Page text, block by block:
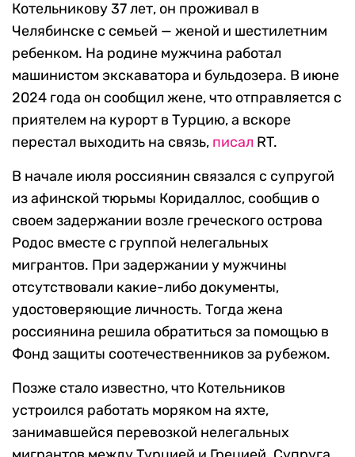
Котельникову 37 лет, он проживал в
Челябинске с семьей — женой и шестилетним
ребенком. На родине мужчина работал
машинистом экскаватора и бульдозера. В июне
2024 года он сообщил жене, что отправляется с
приятелем на курорт в Турцию, а вскоре
перестал выходить на связь, писал RT.
В начале июля россиянин связался с супругой
из афинской тюрьмы Коридаллос, сообщив о
своем задержании возле греческого острова
Родос вместе с группой нелегальных
мигрантов. При задержании у мужчины
отсутствовали какие-либо документы,
удостоверяющие личность. Тогда жена
россиянина решила обратиться за помощью в
Фонд защиты соотечественников за рубежом.
Позже стало известно, что Котельников
устроился работать моряком на яхте,
занимавшейся перевозкой нелегальных